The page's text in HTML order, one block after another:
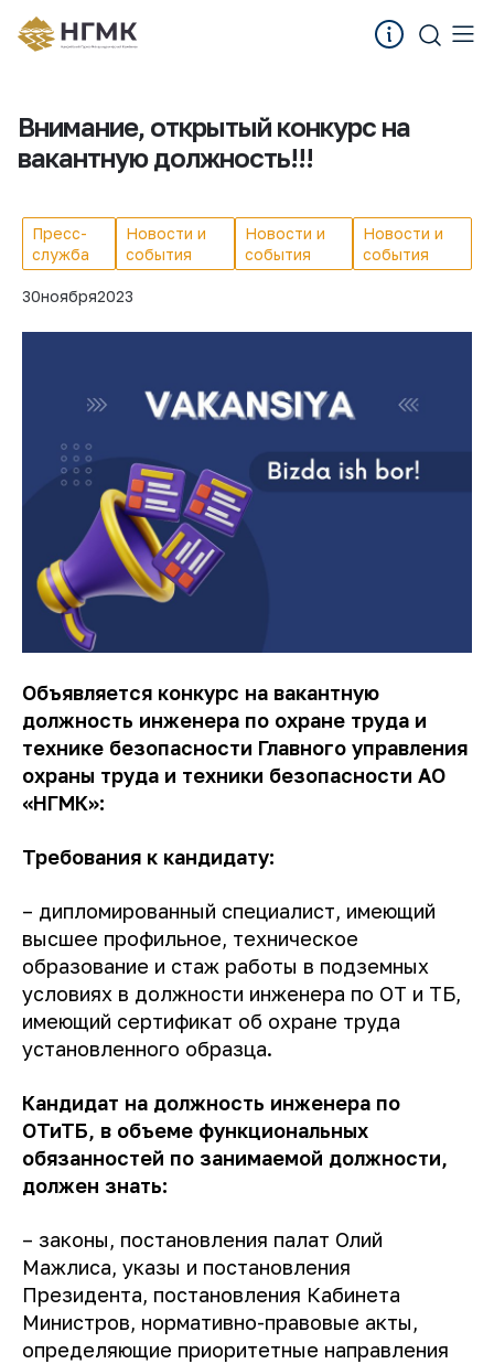
Внимание, открытый конкурс на
вакантную должность!!!
Пресс-
служба
Новости и
события
Новости и
события
Новости и
события
30ноября2023
Объявляется конкурс на вакантную
должность инженера по охране труда и
технике безопасности Главного управления
охраны труда и техники безопасности АО
«НГМК»:
Требования к кандидату:
– дипломированный специалист, имеющий
высшее профильное, техническое
образование и стаж работы в подземных
условиях в должности инженера по ОТ и ТБ,
имеющий сертификат об охране труда
установленного образца.
Кандидат на должность инженера по
ОТиТБ, в объеме функциональных
обязанностей по занимаемой должности,
должен знать:
– законы, постановления палат Олий
Мажлиса, указы и постановления
Президента, постановления Кабинета
Министров, нормативно-правовые акты,
определяющие приоритетные направления